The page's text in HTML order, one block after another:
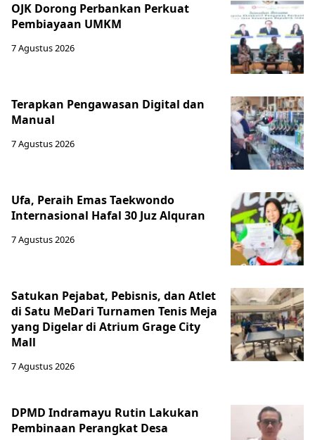
OJK Dorong Perbankan Perkuat
Pembiayaan UMKM
7 Agustus 2026
Terapkan Pengawasan Digital dan
Manual
7 Agustus 2026
Ufa, Peraih Emas Taekwondo
Internasional Hafal 30 Juz Alquran
7 Agustus 2026
Satukan Pejabat, Pebisnis, dan Atlet
di Satu MeDari Turnamen Tenis Meja
yang Digelar di Atrium Grage City
Mall
7 Agustus 2026
DPMD Indramayu Rutin Lakukan
Pembinaan Perangkat Desa